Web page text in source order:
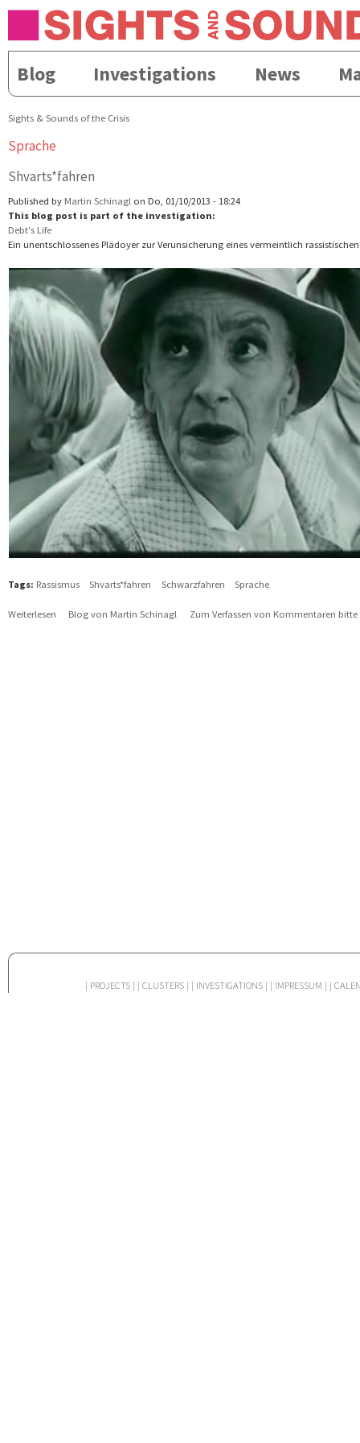
Direkt
Skip to
navigation
Hauptmenü
Blog Investigations News
Sights & Sounds of the Crisis
Sprache
Shvarts*fahren
Published by Martin Schinagl on Do, 01/10/2013 - 18:24
This blog post is part of the investigation:
Debt's Life
Ein unentschlossenes Plädoyer zur Verunsicherung eines vermeintlich
Tags: Rassismus Shvarts*fahren Schwarzfahren Sprache
Weiterlesen über Shvarts*fahren
Blog von Martin Schinagl Zum Verfassen von Kommentaren bitte
| PROJECTS | | CLUSTERS | | INVESTIGATIONS | | IMPRESSUM | |